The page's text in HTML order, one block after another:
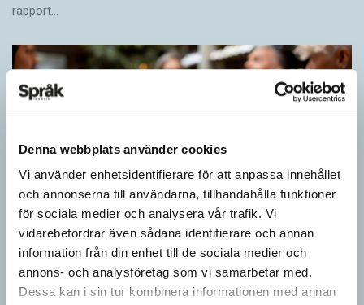
Denna webbplats använder cookies
Vi använder enhetsidentifierare för att anpassa innehållet
och annonserna till användarna, tillhandahålla funktioner
för sociala medier och analysera vår trafik. Vi
vidarebefordrar även sådana identifierare och annan
information från din enhet till de sociala medier och
annons- och analysföretag som vi samarbetar med.
Dessa kan i sin tur kombinera informationen med annan
rapport…
Inlärningen gynnas av gissningar
ARTIKLAR
Först se en bild. Sedan gissa ordet för det bilden föreställer för